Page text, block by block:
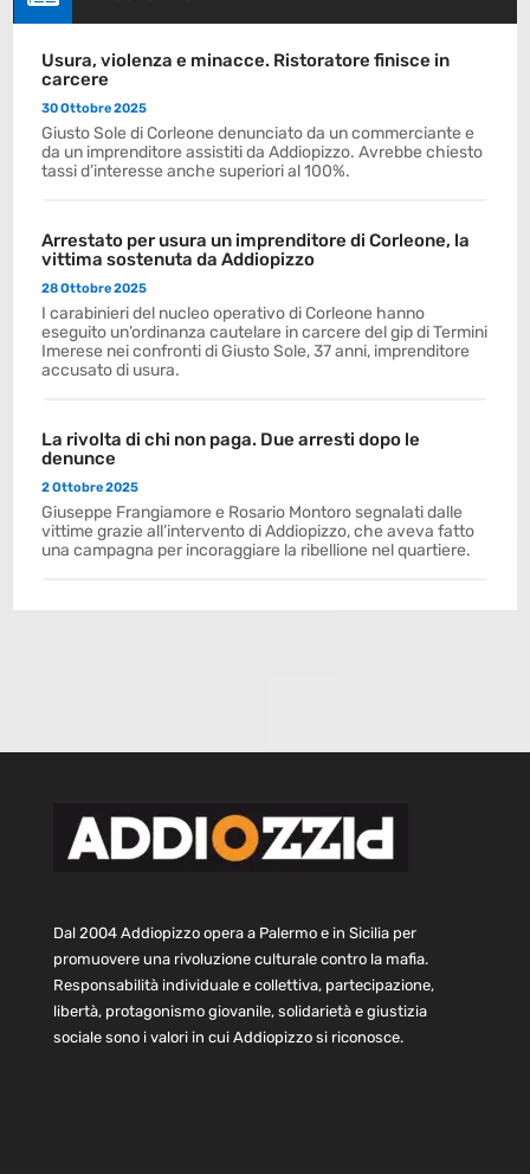
Usura, violenza e minacce. Ristoratore finisce in
carcere
30 Ottobre 2025
Giusto Sole di Corleone denunciato da un commerciante e
da un imprenditore assistiti da Addiopizzo. Avrebbe chiesto
tassi d’interesse anche superiori al 100%.
Arrestato per usura un imprenditore di Corleone, la
vittima sostenuta da Addiopizzo
28 Ottobre 2025
I carabinieri del nucleo operativo di Corleone hanno
eseguito un’ordinanza cautelare in carcere del gip di Termini
Imerese nei confronti di Giusto Sole, 37 anni, imprenditore
accusato di usura.
La rivolta di chi non paga. Due arresti dopo le
denunce
2 Ottobre 2025
Giuseppe Frangiamore e Rosario Montoro segnalati dalle
vittime grazie all’intervento di Addiopizzo, che aveva fatto
una campagna per incoraggiare la ribellione nel quartiere.
Dal 2004 Addiopizzo opera a Palermo e in Sicilia per
promuovere una rivoluzione culturale contro la mafia.
Responsabilità individuale e collettiva, partecipazione,
libertà, protagonismo giovanile, solidarietà e giustizia
sociale sono i valori in cui Addiopizzo si riconosce.